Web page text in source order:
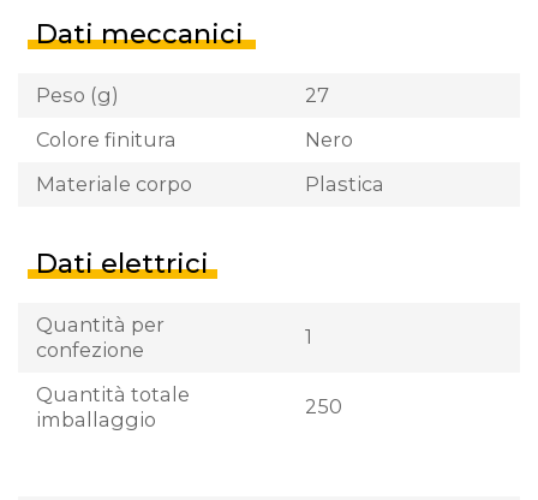
Dati meccanici
Peso (g)
27
Colore finitura
Nero
Materiale corpo
Plastica
Dati elettrici
Quantità per
confezione
1
Quantità totale
imballaggio
250